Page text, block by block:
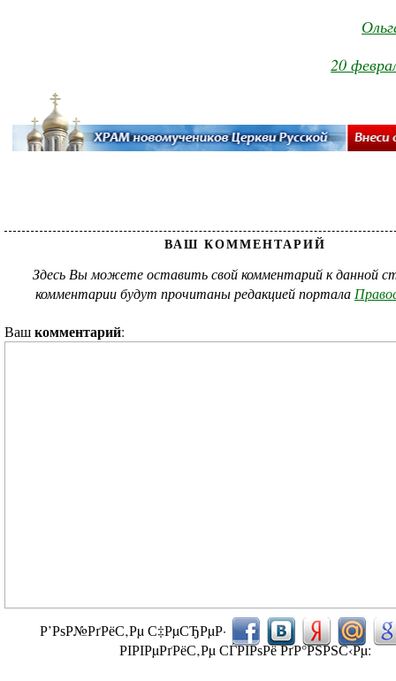
20
ВАШ КОММЕНТАРИЙ
Здесь Вы можете оставить свой комментарий к данной
комментарии будут прочитаны редакцией портала
Вашкомментарий:
Р’РѕР№РґРёС‚Рµ С‡РµСЂРµР·
РІРІРµРґРёС‚Рµ СЃРІРѕРё РґР°РЅРЅС‹Рµ: